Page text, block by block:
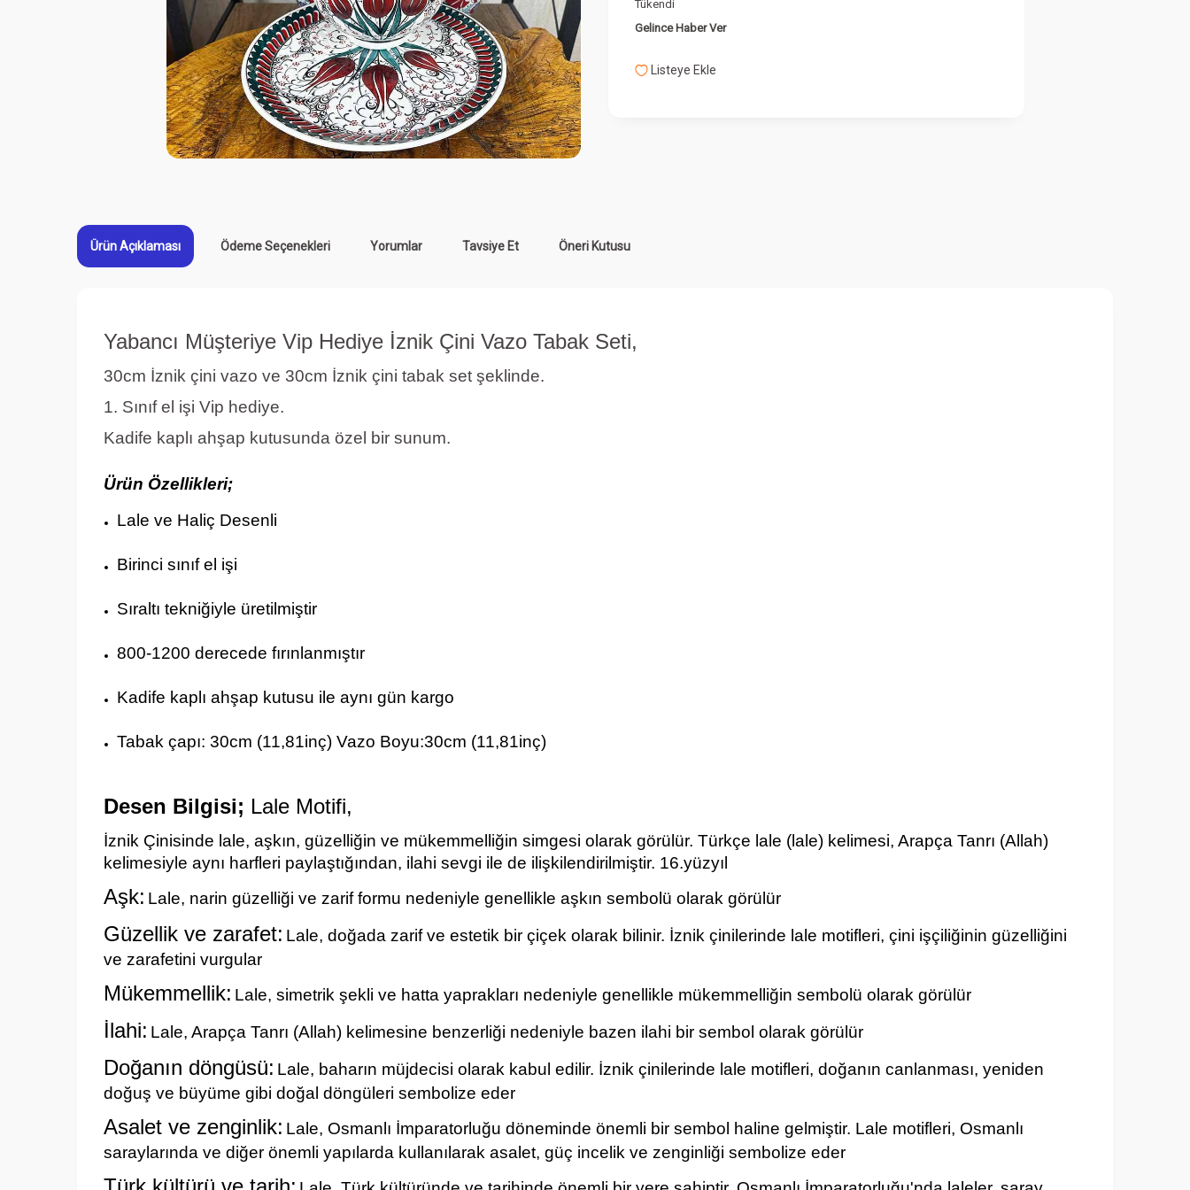
Tükendi
Gelince Haber Ver
Listeye Ekle
Ürün Açıklaması Ödeme Seçenekleri Yorumlar Tavsiye Et Öneri Kutusu
Yabancı Müşteriye Vip Hediye İznik Çini Vazo Tabak Seti,
30cm İznik çini vazo ve 30cm İznik çini tabak set şeklinde.
1. Sınıf el işi Vip hediye.
Kadife kaplı ahşap kutusunda özel bir sunum.
Ürün Özellikleri;
Lale ve Haliç Desenli
Birinci sınıf el işi
Sıraltı tekniğiyle üretilmiştir
800-1200 derecede fırınlanmıştır
Kadife kaplı ahşap kutusu ile aynı gün kargo
Tabak çapı: 30cm (11,81inç) Vazo Boyu:30cm (11,81inç)
Desen Bilgisi; Lale Motifi,
İznik Çinisinde lale, aşkın, güzelliğin ve mükemmelliğin simgesi olarak görülür. Türkçe lale (lale) kelimesi, Arapça Tanrı (Allah)
kelimesiyle aynı harfleri paylaştığından, ilahi sevgi ile de ilişkilendirilmiştir. 16.yüzyıl
Aşk: Lale, narin güzelliği ve zarif formu nedeniyle genellikle aşkın sembolü olarak görülür
Güzellik ve zarafet: Lale, doğada zarif ve estetik bir çiçek olarak bilinir. İznik çinilerinde lale motifleri, çini işçiliğinin güzelliğini
ve zarafetini vurgular
Mükemmellik: Lale, simetrik şekli ve hatta yaprakları nedeniyle genellikle mükemmelliğin sembolü olarak görülür
İlahi: Lale, Arapça Tanrı (Allah) kelimesine benzerliği nedeniyle bazen ilahi bir sembol olarak görülür
Doğanın döngüsü: Lale, baharın müjdecisi olarak kabul edilir. İznik çinilerinde lale motifleri, doğanın canlanması, yeniden
doğuş ve büyüme gibi doğal döngüleri sembolize eder
Asalet ve zenginlik: Lale, Osmanlı İmparatorluğu döneminde önemli bir sembol haline gelmiştir. Lale motifleri, Osmanlı
saraylarında ve diğer önemli yapılarda kullanılarak asalet, güç incelik ve zenginliği sembolize eder